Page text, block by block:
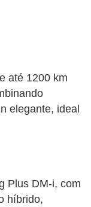
até 1200 km
elegante, ideal
Plus DM-i, com
híbrido,